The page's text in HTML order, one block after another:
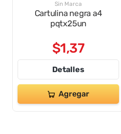
Sin Marca
Cartulina negra a4
pqtx25un
$1,37
Detalles
Agregar